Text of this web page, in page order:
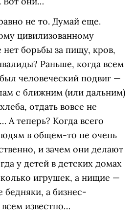
не то. Думай еще.
цивилизованному
борьбы за пищу, кров,
Раньше, когда всем
человеческий подвиг —
с ближним (или дальним)
отдать вовсе не
теперь? Когда всего
в общем-то не очень
и зачем они делают
у детей в детских домах
игрушек, а нищие —
бедняки, а бизнес-
известно…